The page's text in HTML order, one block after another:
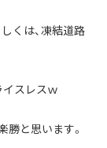
くは、凍結道路
イスレスｗ
勝と思います。